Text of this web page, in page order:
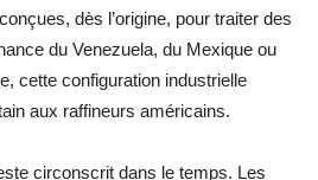
dès l’origine, pour traiter des
du Venezuela, du Mexique ou
cette configuration industrielle
aux raffineurs américains.
circonscrit dans le temps. Les